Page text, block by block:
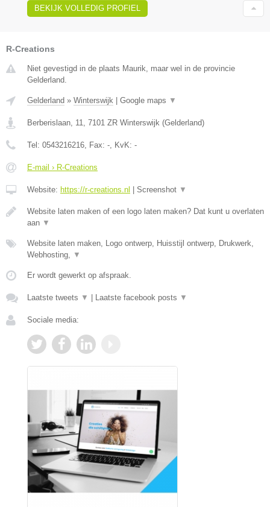
BEKIJK VOLLEDIG PROFIEL
R-Creations
Niet gevestigd in de plaats Maurik, maar wel in de provincie
Gelderland.
Gelderland » Winterswijk | Google maps ▼
Berberislaan, 11 7101 ZR Winterswijk (Gelderland)
Tel: 0543216216 , Fax: - , KvK: -
E-mail › R-Creations
Website: https://r-creations.nl | Screenshot ▼
Website laten maken of een logo laten maken? Dat kunt u overlaten
aan ▼
Website laten maken, Logo ontwerp, Huisstijl ontwerp, Drukwerk,
Webhosting,
▼
Er wordt gewerkt op afspraak.
Laatste tweets ▼ | Laatste facebook posts ▼
Sociale media: